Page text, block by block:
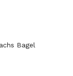
Bagel